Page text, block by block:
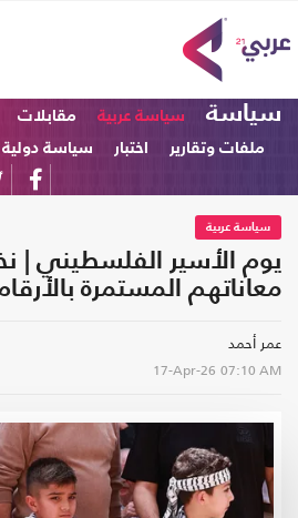
سياسة سياسة عربية مقابلات
ملفات وتقارير
اختبار سياسة دولية
سياسة عربية
يوم الأسير الفلسطيني |
معاناتهم المستمرة
عمر أحمد
17-Apr-26 07:10 AM